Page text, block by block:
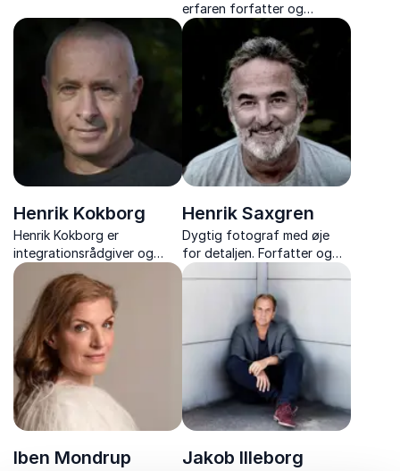
oplevelse der bringer landet
tæt på
erfaren forfatter og
inspirerende
foredragsholder, der
bygger bro mellem kulturer,
mennesker og perspektiver.
Henrik Kokborg
Henrik Kokborg er
integrationsrådgiver og
foredragsholder med unik
erfaring i kulturmøder, social
kontrol og parallelsamfund.
Henrik Saxgren
Dygtig fotograf med øje
for detaljen. Forfatter og
foredragsholder, der fanger
og deler livets ufortalte
Iben Mondrup Jakob Illeborg